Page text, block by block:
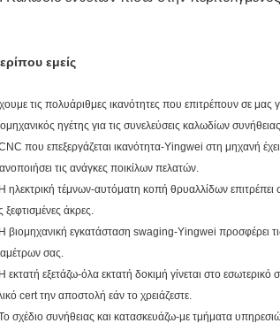
εμείς
τις πολυάριθμες ικανότητες που επιτρέπουν σε μας
ηγέτης για τις συνελεύσεις καλωδίων
που επεξεργάζεται ικανότητα-Yingwei στη μηχανή
τις ανάγκες ποικίλων πελατών.
ηλεκτρική τέμνων-αυτόματη κοπή θρυαλλίδων επιτρέπει
ξεφτισμένες άκρες.
βιομηχανική εγκατάσταση swaging-Yingwei προσφέρει
σας.
εκτατή εξετάζω-όλα εκτατή δοκιμή γίνεται στο
cert την αποστολή εάν το χρειάζεστε.
σχέδιο συνήθειας και κατασκευάζω-με τμήματα